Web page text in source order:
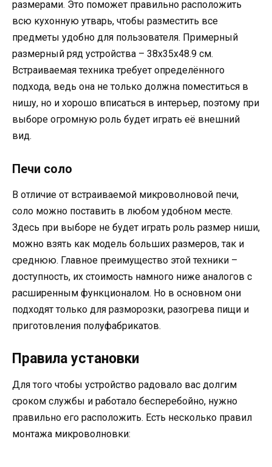
размерами. Это поможет правильно расположить
всю кухонную утварь, чтобы разместить все
предметы удобно для пользователя. Примерный
размерный ряд устройства – 38х35х48.9 см.
Встраиваемая техника требует определённого
подхода, ведь она не только должна поместиться в
нишу, но и хорошо вписаться в интерьер, поэтому при
выборе огромную роль будет играть её внешний
вид.
Печи соло
В отличие от встраиваемой микроволновой печи,
соло можно поставить в любом удобном месте.
Здесь при выборе не будет играть роль размер ниши,
можно взять как модель больших размеров, так и
среднюю. Главное преимущество этой техники –
доступность, их стоимость намного ниже аналогов с
расширенным функционалом. Но в основном они
подходят только для разморозки, разогрева пищи и
приготовления полуфабрикатов.
Правила установки
Для того чтобы устройство радовало вас долгим
сроком службы и работало бесперебойно, нужно
правильно его расположить. Есть несколько правил
монтажа микроволновки: